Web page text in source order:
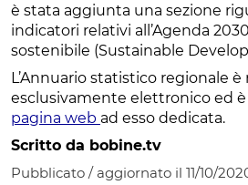
è stata aggiunta una sezione
indicatori relativi all’Agenda
sostenibile (Sustainable
L’Annuario statistico regionale
esclusivamente elettronico ed
pagina web ad esso dedicata.
Scritto da bobine.tv
Pubblicato / aggiornato il 11/10/